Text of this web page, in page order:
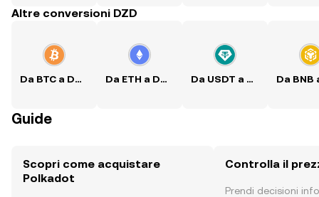
Altre conversioni DZD
Da BTC a DZD Da ETH a DZD Da USDT a DZD
Guide
Scopri come acquistare
Polkadot
Controlla il
Prendi decisioni